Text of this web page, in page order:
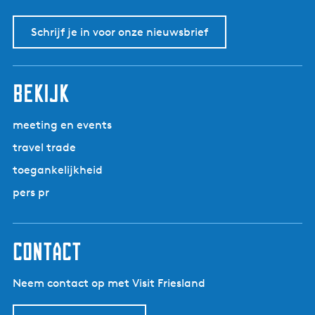
Schrijf je in voor onze nieuwsbrief
bekijk
meeting en events
travel trade
toegankelijkheid
pers pr
contact
Neem contact op met Visit Friesland